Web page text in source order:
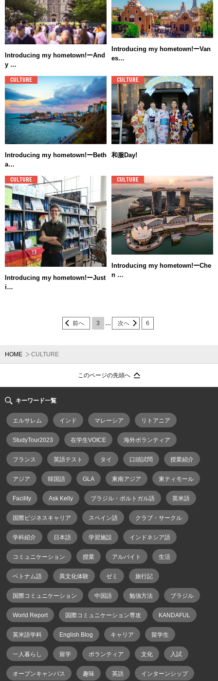
Introducing my hometown!ーAnd
y …
Introducing my hometown!ーVan
es…
CULTURE
Introducing my hometown!ーBeth
a…
CULTURE
和服Day!
CULTURE
Introducing my hometown!ーJust
i…
CULTURE
Introducing my hometown!ーChe
n …
前へ 3 ... 次へ 6
HOME CULTURE
このページの先頭へ
キーワード一覧
エルサレム インド マレーシア リトアニア
StudyTour2023 在学生VOICE 海外ボランティア
フランス 英語テスト タイ 口頭試問 授業紹介
アジア 韓国語 GLA 東南アジア 東ティモール
Facility Ask Kelly ブラジル・ポルトガル語 英米語
国際ビジネスキャリア スペイン語 クラブ・サークル
学科紹介 日本語 学習施設 インドネシア語
コミュニケーション 授業 アルバイト 生活
ベトナム語 異文化体験 ゼミ 旅行記
国際コミュニケーション 中国語 勉強方法 ブラジル
World Report 国際コミュニケーション専攻 KANDAFUL
英米語学科 English Blog キャリア 留学生
一人暮らし 留学 ボランティア 文化 入試
オープンキャンパス 趣味 英語 インターンシップ